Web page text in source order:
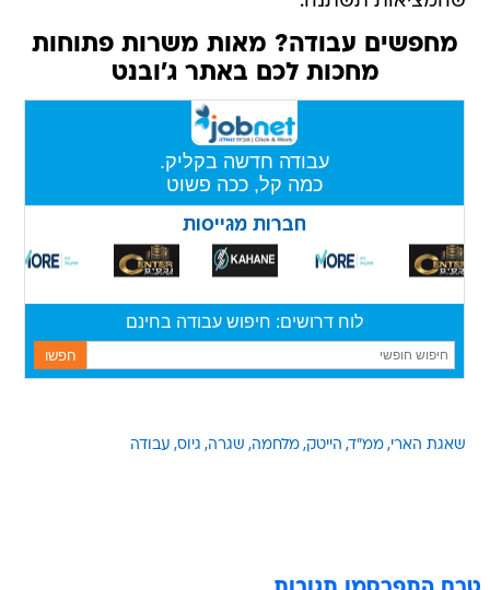
מחפשים עבודה? מאות משרות פתוחות
מחכות לכם באתר ג'ובנט
שאגת הארי ממ"ד הייטק מלחמה שגרה גיוס עבודה